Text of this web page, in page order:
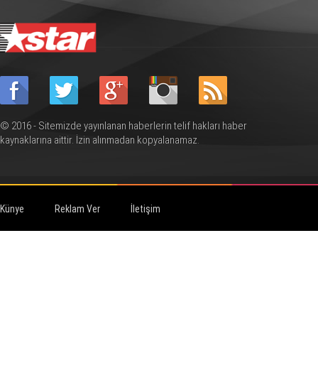
© 2016 - Sitemizde yayınlanan haberlerin telif hakları haber
kaynaklarına aittir. İzin alınmadan kopyalanamaz.
Künye Reklam Ver İletişim